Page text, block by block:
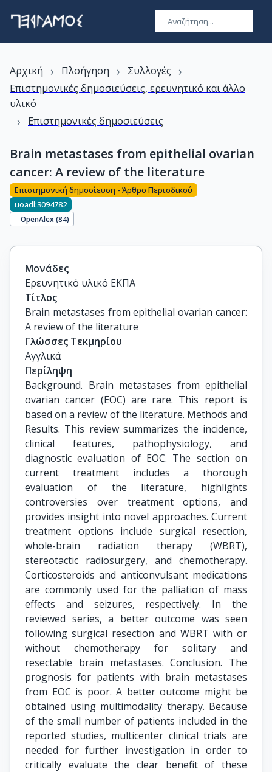
Αρχική › Πλοήγηση › Συλλογές ›
Επιστημονικές δημοσιεύσεις, ερευνητικό και άλλο
υλικό
› Επιστημονικές δημοσιεύσεις
Brain metastases from epithelial ovarian
cancer: A review of the literature
Επιστημονική δημοσίευση - Άρθρο Περιοδικού
uoadl:3094782
OpenAlex (84)
Μονάδες
Ερευνητικό υλικό ΕΚΠΑ
Τίτλος
Brain metastases from epithelial ovarian cancer:
A review of the literature
Γλώσσες Τεκμηρίου
Αγγλικά
Περίληψη
Background. Brain metastases from epithelial
ovarian cancer (EOC) are rare. This report is
based on a review of the literature. Methods and
Results. This review summarizes the incidence,
clinical features, pathophysiology, and
diagnostic evaluation of EOC. The section on
current treatment includes a thorough
evaluation of the literature, highlights
controversies over treatment options, and
provides insight into novel approaches. Current
treatment options include surgical resection,
whole-brain radiation therapy (WBRT),
stereotactic radiosurgery, and chemotherapy.
Corticosteroids and anticonvulsant medications
are commonly used for the palliation of mass
effects and seizures, respectively. In the
reviewed series, a better outcome was seen
following surgical resection and WBRT with or
without chemotherapy for solitary and
resectable brain metastases. Conclusion. The
prognosis for patients with brain metastases
from EOC is poor. A better outcome might be
obtained using multimodality therapy. Because
of the small number of patients included in the
reported studies, multicenter clinical trials are
needed for further investigation in order to
critically evaluate the clear benefit of these